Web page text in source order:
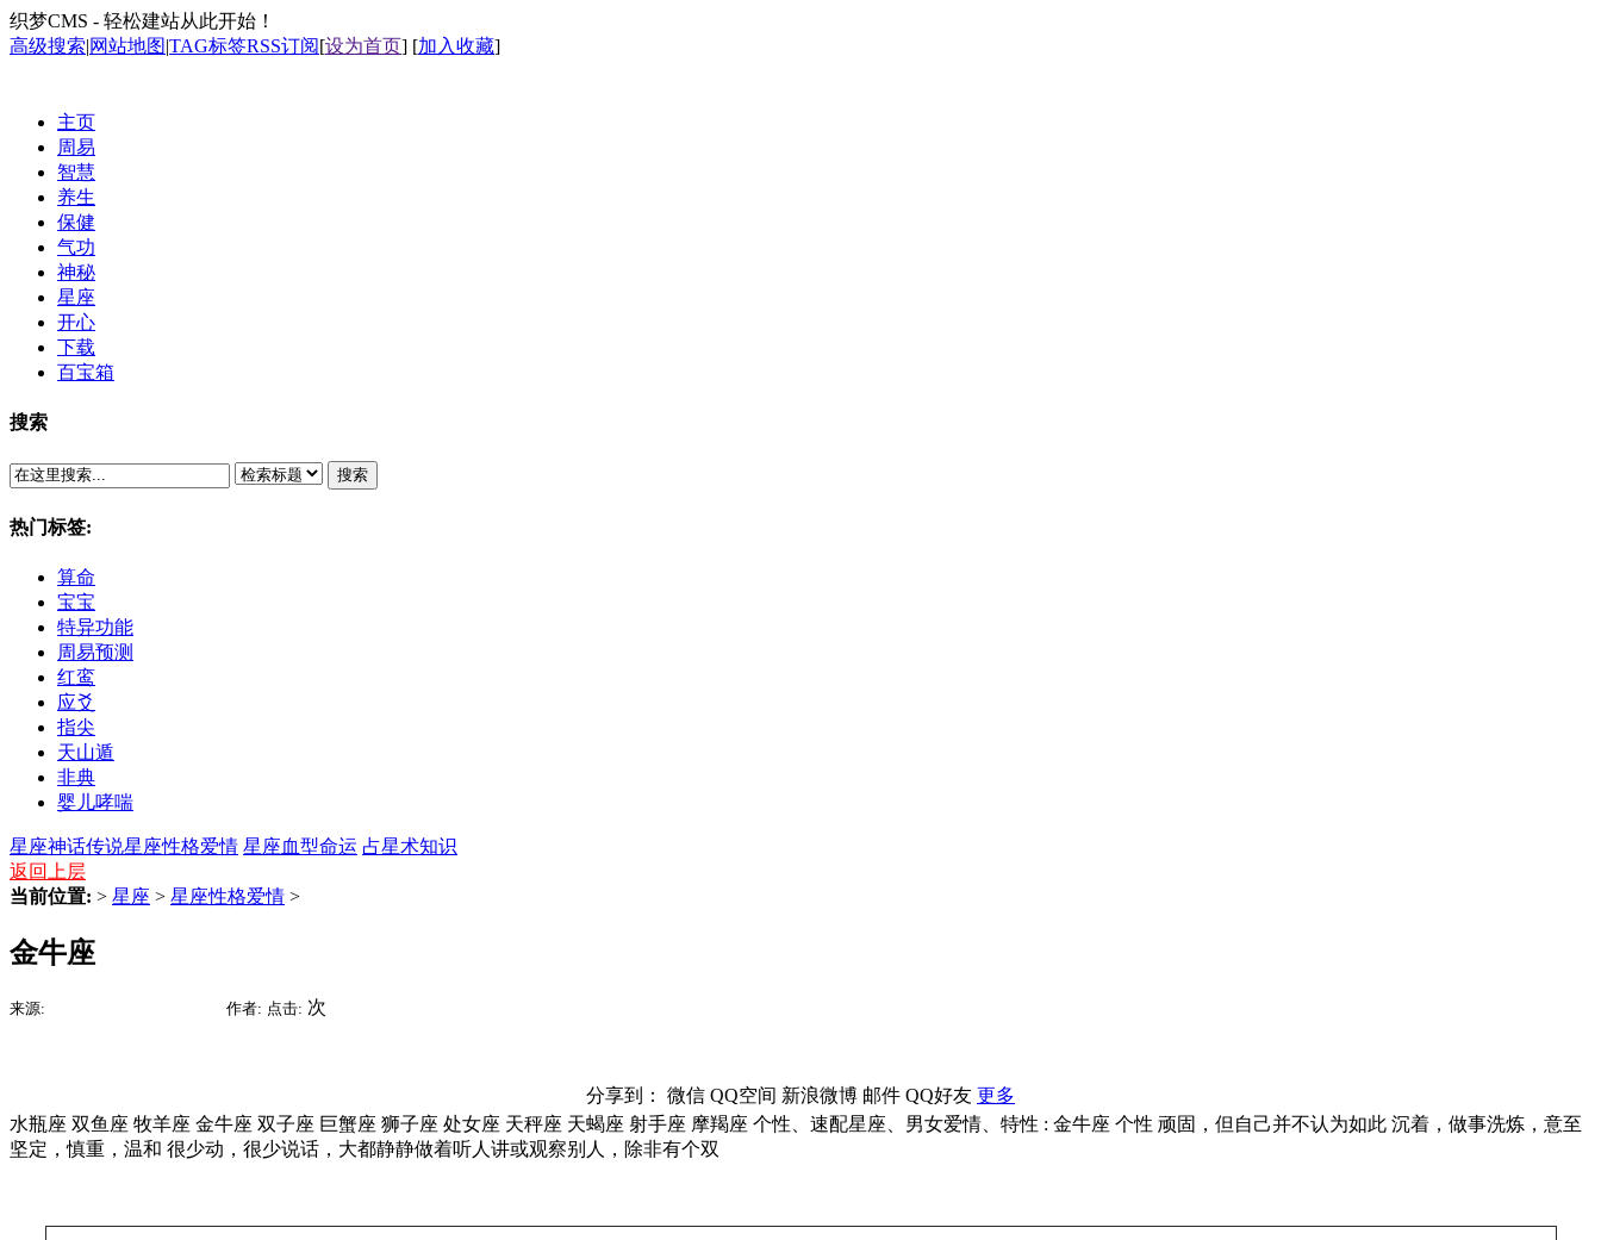
织梦CMS - 轻松建站从此开始！
高级搜索|网站地图|TAG标签RSS订阅[设为首页] [加入收藏]
主页
周易
智慧
养生
保健
气功
神秘
星座
开心
下载
百宝箱
搜索
搜索
热门标签:
算命
宝宝
特异功能
周易预测
红鸾
应爻
指尖
天山遁
非典
婴儿哮喘
星座神话传说星座性格爱情 星座血型命运 占星术知识
返回上层
当前位置: > 星座 > 星座性格爱情 >
金牛座
来源: 作者: 点击: 次
分享到： 微信 QQ空间 新浪微博 邮件 QQ好友 更多
水瓶座 双鱼座 牧羊座 金牛座 双子座 巨蟹座 狮子座 处女座 天秤座 天蝎座 射手座 摩羯座 个性、速配星座、男女爱情、特性 : 金牛座 个性 顽固，但自己并不认为如此 沉着，做事洗炼，意至
坚定，慎重，温和 很少动，很少说话，大都静静做着听人讲或观察别人，除非有个双